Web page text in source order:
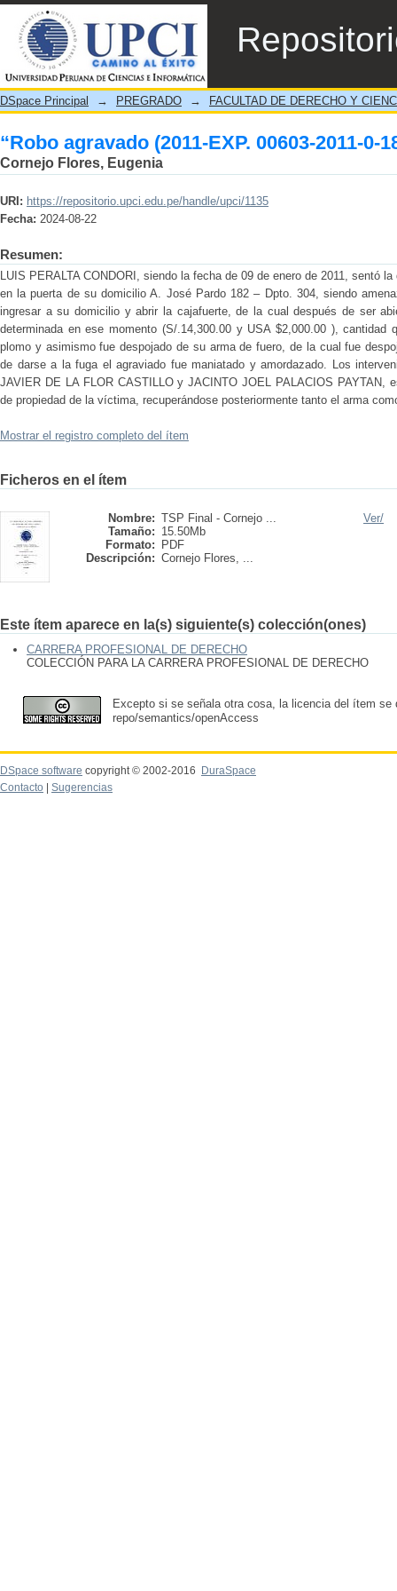
“Robo agravado (2011-EXP. 00603-2011-0-
DSpace Principal → PREGRADO → FACULTAD DE DERECHO Y
“Robo agravado (2011-EXP. 00603-2011-0-
Cornejo Flores, Eugenia
URI: https://repositorio.upci.edu.pe/handle/upci/1135
Fecha: 2024-08-22
Resumen:
LUIS PERALTA CONDORI, siendo la fecha de 09 de enero de 2011, sentó
en la puerta de su domicilio A. José Pardo 182 – Dpto. 304, siendo
ingresar a su domicilio y abrir la cajafuerte, de la cual después de ser
determinada en ese momento (S/.14,300.00 y USA $2,000.00 ), cantidad
plomo y asimismo fue despojado de su arma de fuero, de la cual fue
de darse a la fuga el agraviado fue maniatado y amordazado. Los
JAVIER DE LA FLOR CASTILLO y JACINTO JOEL PALACIOS PAYTAN,
de propiedad de la víctima, recuperándose posteriormente tanto el arma
Mostrar el registro completo del ítem
Ficheros en el ítem
Nombre: TSP Final - Cornejo ...
Tamaño: 15.50Mb
Formato:
PDF
Descripción: Cornejo Flores, ...
Ver/
Este ítem aparece en la(s) siguiente(s) colección(ones)
CARRERA PROFESIONAL DE DERECHO
COLECCIÓN PARA LA CARRERA PROFESIONAL DE DERECHO
Excepto si se señala otra cosa, la licencia del ítem se
repo/semantics/openAccess
DSpace software copyright © 2002-2016
DuraSpace
Contacto
Sugerencias